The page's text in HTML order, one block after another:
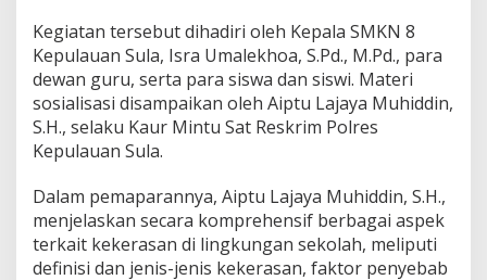
n
a
n
g
a
n
a
n
e
k
e
r
a
Kegiatan tersebut dihadiri oleh Kepala SMKN 8
Kepulauan Sula, Isra Umalekhoa, S.Pd., M.Pd., para
dewan guru, serta para siswa dan siswi. Materi
sosialisasi disampaikan oleh Aiptu Lajaya Muhiddin,
S.H., selaku Kaur Mintu Sat Reskrim Polres
Kepulauan Sula.
Dalam pemaparannya, Aiptu Lajaya Muhiddin, S.H.,
menjelaskan secara komprehensif berbagai aspek
terkait kekerasan di lingkungan sekolah, meliputi
definisi dan jenis-jenis kekerasan, faktor penyebab